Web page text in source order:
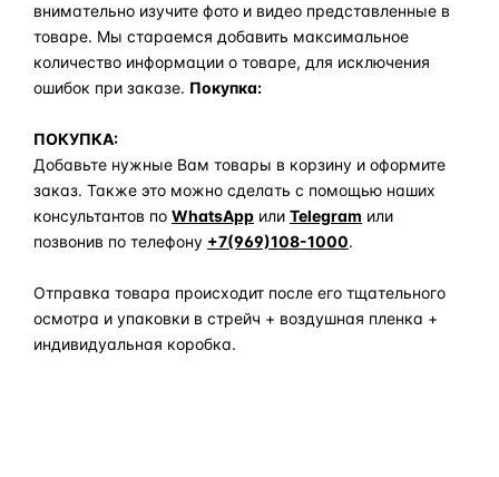
внимательно изучите фото и видео представленные в
товаре. Мы стараемся добавить максимальное
количество информации о товаре, для исключения
ошибок при заказе. Покупка:
ПОКУПКА:
Добавьте нужные Вам товары в корзину и оформите
заказ. Также это можно сделать с помощью наших
консультантов по WhatsApp или Telegram или
позвонив по телефону +7(969)108-1000.
Отправка товара происходит после его тщательного
осмотра и упаковки в стрейч + воздушная пленка +
индивидуальная коробка.